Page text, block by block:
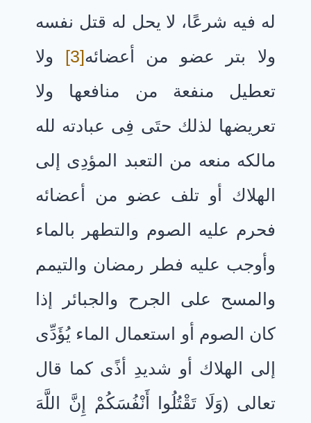
له فيه شرعًا، لا يحل له قتل نفسه
ولا بتر عضو من أعضائه[3]
ولا
تعطيل منفعة من منافعها ولا
تعريضها لذلك حتَى فِى عبادته لله
مالكه منعه من التعبد المؤدِى إلى
الهلاك أو تلف عضو من أعضائه
فحرم عليه الصوم والتطهر بالماء
وأوجب عليه فطر رمضان والتيمم
والمسح على الجرح والجبائر إذا
كان الصوم أو استعمال الماء يُؤَدِّى
إلى الهلاك أو شديدِ أذًى كما قال
تعالى (وَلَا تَقْتُلُوا أَنْفُسَكُمْ إِنَّ اللَّهَ